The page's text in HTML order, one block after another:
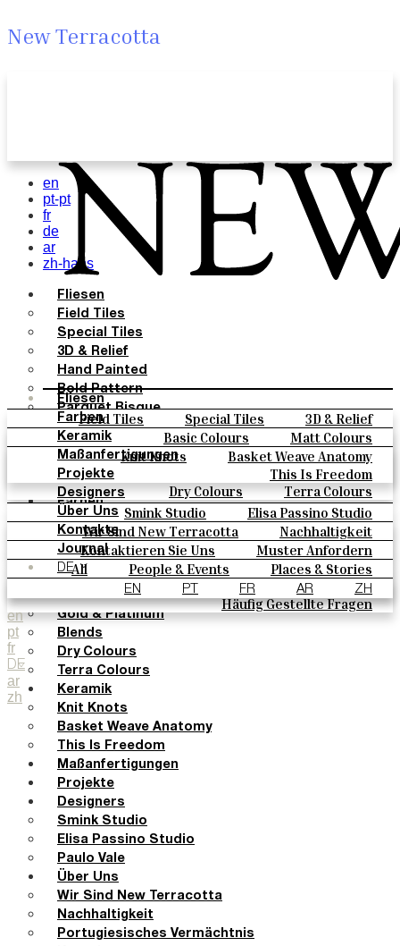
New Terracotta
Fliesen
Field Tiles Special Tiles
3D & Relief
Hand Painted
Bold Pattern
Parquet Bisque
Natural Cotto
Smink Studio
Elisa Passino
Paulo Vale
Farben
Basic Colours
Matt Colours
Oxide Explosions
Special Firing
Vintage Metallics
Gold & Platinum
Blends
Dry Colours
Terra Colours
Keramik
Knit Knots
Basket Weave Anatomy
This Is Freedom
Maßanfertigungen
Projekte
Designers
Smink Studio
Elisa Passino Studio
Paulo Vale
Über Uns
Wir Sind New Terracotta
Nachhaltigkeit
Portugiesisches Vermächtnis
Kontakte
Kontaktieren Sie Uns
Muster Anfordern
Kaufmöglichkeiten
Kataloge U Technische Spezifikationen
Häufig Gestellte Fragen
Journal
All People & Events
Places & Stories
Materials & Sustainability
Inspiration & Culture
DE
EN PT FR AR ZH
en
pt
fr
DE
ar
zh
en
pt-pt
fr
de
ar
zh-hans
Fliesen
Field Tiles
Special Tiles
3D & Relief
Hand Painted
Bold Pattern
Parquet Bisque
Natural Cotto
Smink Studio
Elisa Passino
Paulo Vale
Farben
Basic Colours
Matt Colours
Oxide Explosions
Special Firing
Vintage Metallics
Gold & Platinum
Blends
Dry Colours
Terra Colours
Keramik
Knit Knots
Basket Weave Anatomy
This Is Freedom
Maßanfertigungen
Projekte
Designers
Smink Studio
Elisa Passino Studio
Paulo Vale
Über Uns
Wir Sind New Terracotta
Nachhaltigkeit
Portugiesisches Vermächtnis